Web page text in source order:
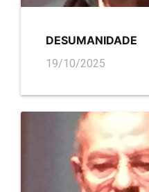
DESUMANIDADE
19/10/2025